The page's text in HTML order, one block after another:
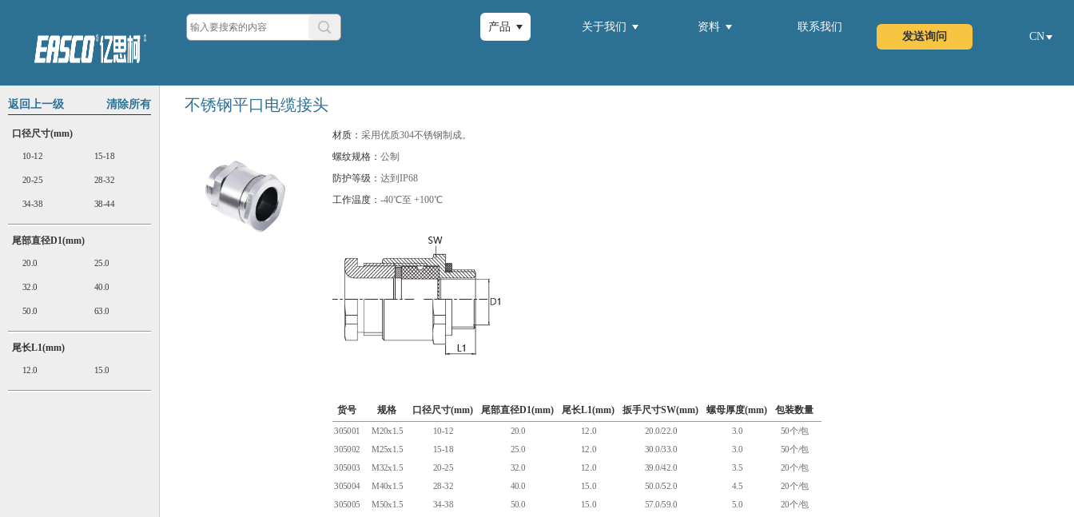
产品 关于我们 资料
联系我们
发送询问
CN
清除所有
返回上一级
口径尺寸(mm)
10-12 15-18
20-25 28-32
34-38 38-44
尾部直径D1(mm)
20.0 25.0
32.0 40.0
50.0 63.0
尾长L1(mm)
12.0 15.0
不锈钢平口电缆接头
材质：采用优质304不锈钢制成。
螺纹规格：公制
防护等级：达到IP68
工作温度：-40℃至 +100℃
货号 规格 口径尺寸(mm) 尾部直径D1(mm) 尾长L1(mm) 扳手尺寸SW(mm) 螺母厚度(mm) 包装数量
305001 M20x1.5 10-12 20.0 12.0 20.0/22.0 3.0
50个/包
305002
M25x1.5 15-18 25.0 12.0 30.0/33.0 3.0
50个/包
305003
M32x1.5 20-25 32.0 12.0 39.0/42.0 3.5
20个/包
305004
M40x1.5 28-32 40.0 15.0 50.0/52.0 4.5
20个/包
305005
M50x1.5 34-38 50.0 15.0 57.0/59.0 5.0
20个/包